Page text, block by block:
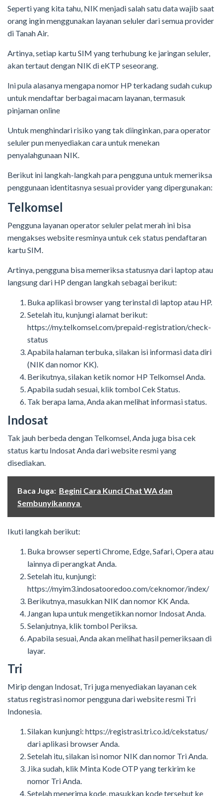
Seperti yang kita tahu, NIK menjadi salah satu data wajib saat
orang ingin menggunakan layanan seluler dari semua provider
di Tanah Air.
Artinya, setiap kartu SIM yang terhubung ke jaringan seluler,
akan tertaut dengan NIK di eKTP seseorang.
Ini pula alasanya mengapa nomor HP terkadang sudah cukup
untuk mendaftar berbagai macam layanan, termasuk
pinjaman online
Untuk menghindari risiko yang tak diinginkan, para operator
seluler pun menyediakan cara untuk menekan
penyalahgunaan NIK.
Berikut ini langkah-langkah para pengguna untuk memeriksa
penggunaan identitasnya sesuai provider yang dipergunakan:
Telkomsel
Pengguna layanan operator seluler pelat merah ini bisa
mengakses website resminya untuk cek status pendaftaran
kartu SIM.
Artinya, pengguna bisa memeriksa statusnya dari laptop atau
langsung dari HP dengan langkah sebagai berikut:
Buka aplikasi browser yang terinstal di laptop atau HP.
Setelah itu, kunjungi alamat berikut:
https://my.telkomsel.com/prepaid-registration/check-
status
Apabila halaman terbuka, silakan isi informasi data diri
(NIK dan nomor KK).
Berikutnya, silakan ketik nomor HP Telkomsel Anda.
Apabila sudah sesuai, klik tombol Cek Status.
Tak berapa lama, Anda akan melihat informasi status.
Indosat
Tak jauh berbeda dengan Telkomsel, Anda juga bisa cek
status kartu Indosat Anda dari website resmi yang
disediakan.
Baca Juga: Begini Cara Kunci Chat WA dan
Sembunyikannya
Ikuti langkah berikut:
Buka browser seperti Chrome, Edge, Safari, Opera atau
lainnya di perangkat Anda.
Setelah itu, kunjungi:
https://myim3.indosatooredoo.com/ceknomor/index/
Berikutnya, masukkan NIK dan nomor KK Anda.
Jangan lupa untuk mengetikkan nomor Indosat Anda.
Selanjutnya, klik tombol Periksa.
Apabila sesuai, Anda akan melihat hasil pemeriksaan di
layar.
Tri
Mirip dengan Indosat, Tri juga menyediakan layanan cek
status registrasi nomor pengguna dari website resmi Tri
Indonesia.
Silakan kunjungi: https://registrasi.tri.co.id/cekstatus/
dari aplikasi browser Anda.
Setelah itu, silakan isi nomor NIK dan nomor Tri Anda.
Jika sudah, klik Minta Kode OTP yang terkirim ke
nomor Tri Anda.
Setelah menerima kode, masukkan kode tersebut ke